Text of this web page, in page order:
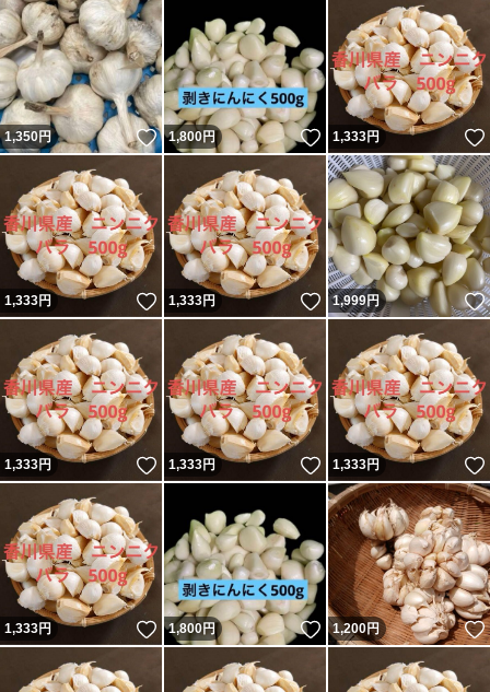
1,350円 いいね！
1,800円 いいね！
1,333円
1,333円 いいね！
1,333円 いいね！
1,999円
1,333円 いいね！
1,333円 いいね！
1,333円
1,333円 いいね！
1,800円 いいね！
1,200円